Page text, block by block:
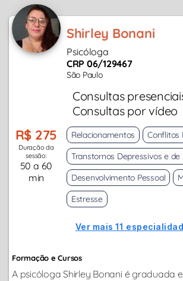
Shirley Bonani
Psicóloga
CRP 06/129467
São Paulo
Consultas
Consultas por vídeo
R$ 275
Duração da
sessão:
50 a 60
min
Relacionamentos
Conflitos
Transtornos Depressivos e
Desenvolvimento Pessoal
Estresse
Ver mais 11
Formação e Cursos
A psicóloga Shirley Bonani é graduada